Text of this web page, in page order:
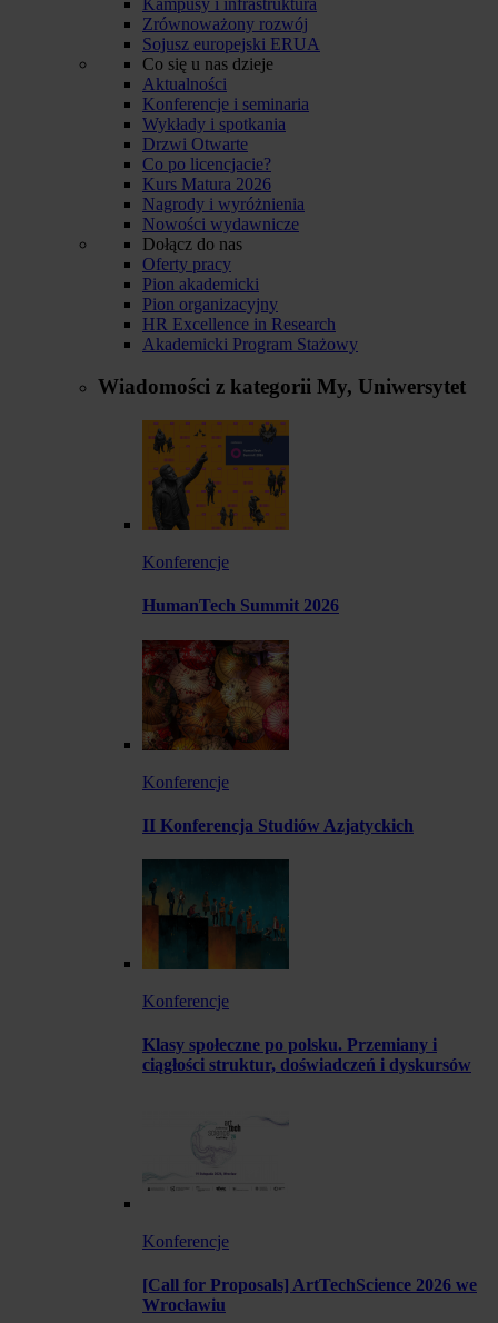
Zrównoważony rozwój
Sojusz europejski ERUA
Co się u nas dzieje
Aktualności
Konferencje i seminaria
Wykłady i spotkania
Drzwi Otwarte
Co po licencjacie?
Kurs Matura 2026
Nagrody i wyróżnienia
Nowości wydawnicze
Dołącz do nas
Oferty pracy
Pion akademicki
Pion organizacyjny
HR Excellence in Research
Akademicki Program Stażowy
Wiadomości z kategorii My, Uniwersytet
Konferencje
HumanTech Summit 2026
Konferencje
II Konferencja Studiów Azjatyckich
Konferencje
Klasy społeczne po polsku. Przemiany i
ciągłości struktur, doświadczeń i dyskursów
Konferencje
[Call for Proposals] ArtTechScience 2026 we
Wrocławiu